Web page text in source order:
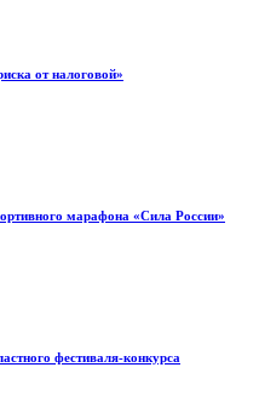
от налоговой»
марафона «Сила России»
фестиваля-конкурса